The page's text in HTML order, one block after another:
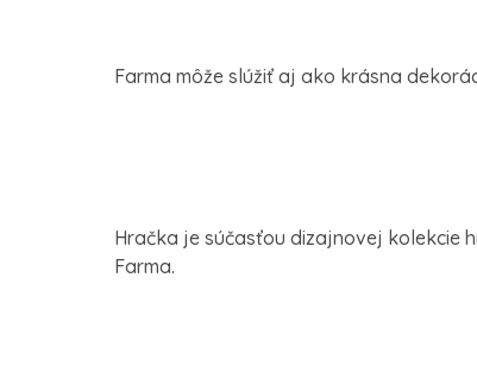
Farma môže slúžiť aj ako krásna
Hračka je súčasťou dizajnovej kolekcie
Farma.